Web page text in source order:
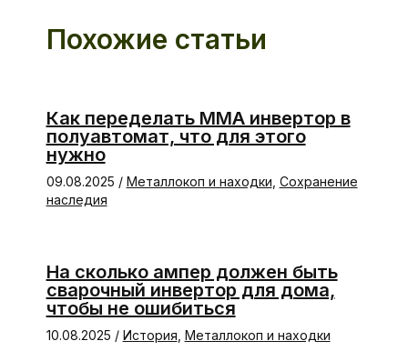
Похожие статьи
Как переделать ММА инвертор в
полуавтомат, что для этого
нужно
09.08.2025 / Металлокоп и находки Сохранение
наследия
На сколько ампер должен быть
сварочный инвертор для дома,
чтобы не ошибиться
10.08.2025 / История Металлокоп и находки